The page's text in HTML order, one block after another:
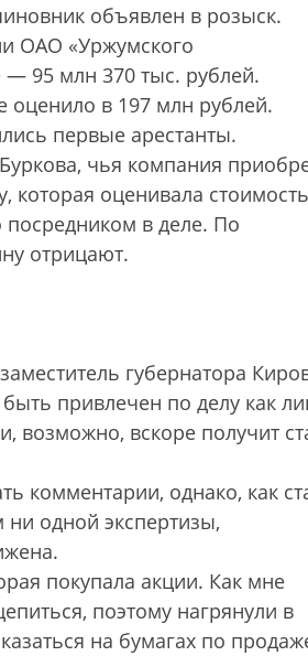
объявлен в розыск.
ОАО «Уржумского
— 95 млн 370 тыс. рублей.
оценило в 197 млн рублей.
первые арестанты.
чья компания
оценивала стоимость
посредником в деле. По
отрицают.
губернатора
привлечен по делу как
возможно, вскоре получит
комментарии, однако, как
ни одной экспертизы,
покупала акции. Как мне
поэтому нагрянули в
на бумагах по